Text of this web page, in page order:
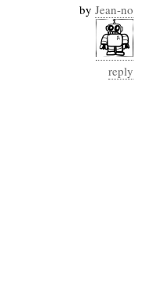
by Jean-no
reply